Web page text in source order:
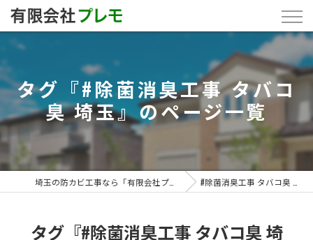
タグ『#除菌消臭工事 タバコ
臭 埼玉』のページ一覧
#除菌消臭工事 タバコ臭 埼玉
タグ『#除菌消臭工事 タバコ臭 埼